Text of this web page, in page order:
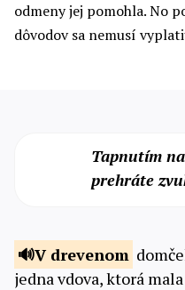
odmeny jej pomohla. No
dôvodov sa nemusí
Tapnutím na
prehráte
V drevenom
jedna vdova, ktorá